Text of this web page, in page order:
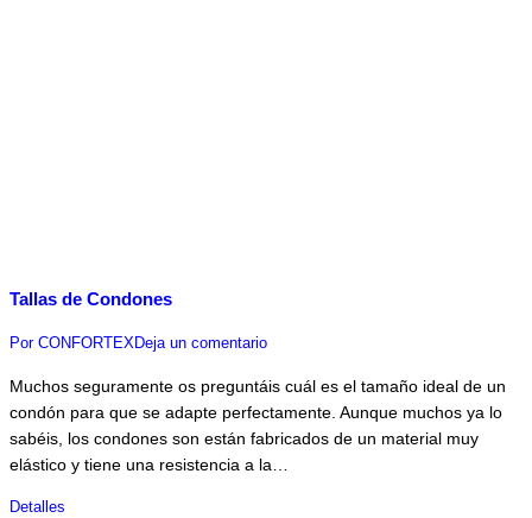
Tallas de Condones
Por CONFORTEXDeja un comentario
Muchos seguramente os preguntáis cuál es el tamaño ideal de un
condón para que se adapte perfectamente. Aunque muchos ya lo
sabéis, los condones son están fabricados de un material muy
elástico y tiene una resistencia a la…
Detalles